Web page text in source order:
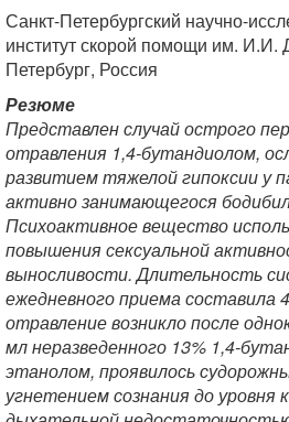
Санкт-Петербургский научно-
институт скорой помощи им. И.И.
Петербург, Россия
Резюме
Представлен случай острого
отравления 1,4-бутандиолом,
развитием тяжелой гипоксии у
активно занимающегося
Психоактивное вещество
повышения сексуальной
выносливости. Длительность
ежедневного приема составила
отравление возникло после
мл неразведенного 13% 1,4-
этанолом, проявилось
угнетением сознания до уровня